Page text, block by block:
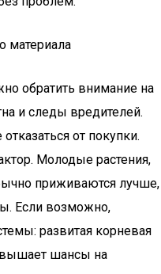
материала
обратить внимание на
и следы вредителей.
от покупки.
Молодые растения,
приживаются лучше,
Если возможно,
развитая корневая
шансы на